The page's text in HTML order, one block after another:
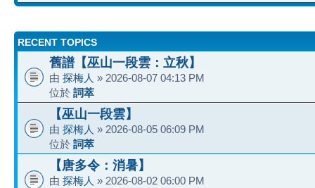
RECENT TOPICS
舊譜【巫山一段雲：立秋】
由 探梅人 » 2026-08-07 04:13 PM
位於 詞萃
【巫山一段雲】
由 探梅人 » 2026-08-05 06:09 PM
位於 詞萃
【唐多令：消暑】
由 探梅人 » 2026-08-02 06:00 PM